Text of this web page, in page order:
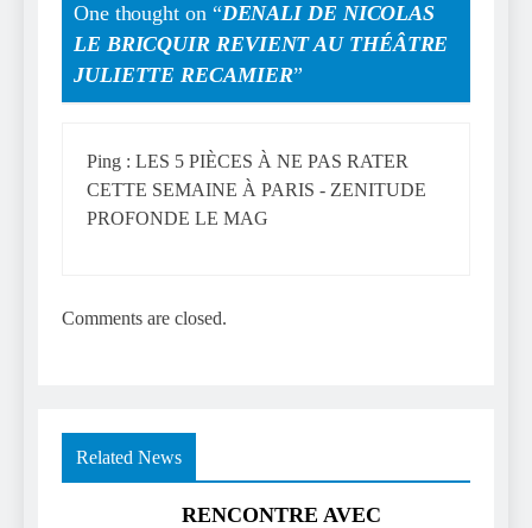
One thought on “DENALI DE NICOLAS
LE BRICQUIR REVIENT AU THÉÂTRE
JULIETTE RECAMIER”
Ping : LES 5 PIÈCES À NE PAS RATER
CETTE SEMAINE À PARIS - ZENITUDE
PROFONDE LE MAG
Comments are closed.
Related News
RENCONTRE AVEC